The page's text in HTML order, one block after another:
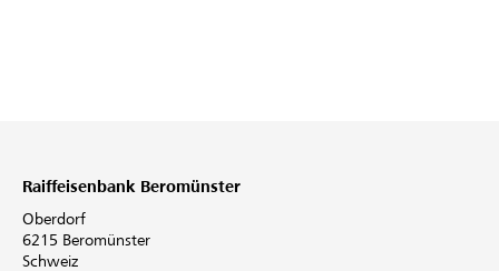
Raiffeisenbank Beromünster
Oberdorf
6215 Beromünster
Schweiz